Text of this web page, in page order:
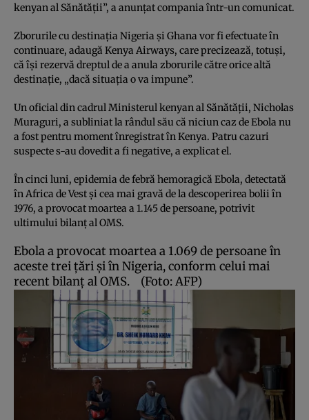
kenyan al Sănătăţii”, a anunţat compania într-un comunicat.
Zborurile cu destinaţia Nigeria şi Ghana vor fi efectuate în
continuare, adaugă Kenya Airways, care precizează, totuşi,
că îşi rezervă dreptul de a anula zborurile către orice altă
destinaţie, „dacă situaţia o va impune”.
Un oficial din cadrul Ministerul kenyan al Sănătăţii, Nicholas
Muraguri, a subliniat la rândul său că niciun caz de Ebola nu
a fost pentru moment înregistrat în Kenya. Patru cazuri
suspecte s-au dovedit a fi negative, a explicat el.
În cinci luni, epidemia de febră hemoragică Ebola, detectată
în Africa de Vest şi cea mai gravă de la descoperirea bolii în
1976, a provocat moartea a 1.145 de persoane, potrivit
ultimului bilanţ al OMS.
Ebola a provocat moartea a 1.069 de persoane în
aceste trei ţări şi în Nigeria, conform celui mai
recent bilanţ al OMS. (Foto: AFP)